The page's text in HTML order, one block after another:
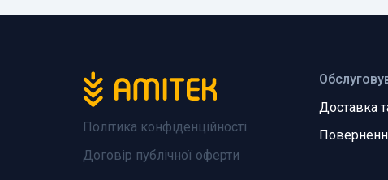
Політика конфіденційності
Договір публічної оферти
Доставка